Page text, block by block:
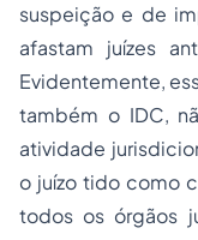
suspeição e de
afastam juízes
Evidentemente,
também o IDC,
atividade
o juízo tido como
todos os órgãos